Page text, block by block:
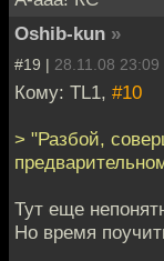
Oshib-kun »
#19 | 28.11.08 23:09
Кому: TL1, #10
> "Разбой,
Тут еще
Но время